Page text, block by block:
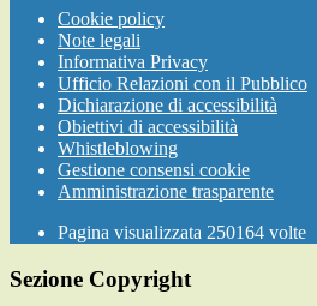
Cookie policy
Note legali
Informativa Privacy
Ufficio Relazioni con il Pubblico
Dichiarazione di accessibilità
Obiettivi di accessibilità
Whistleblowing
Gestione consensi cookie
Amministrazione trasparente
Pagina visualizzata 250164 volte
Sezione Copyright